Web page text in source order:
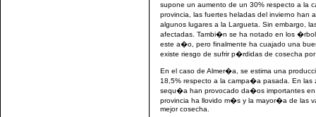
supone un aumento de un 30% respecto a la
provincia, las fuertes heladas del invierno han
algunos lugares a la Largueta. Sin embargo,
afectadas. Tambi�n se ha notado en los
este a�o, pero finalmente ha cuajado una
existe riesgo de sufrir p�rdidas de cosecha
En el caso de Almer�a, se estima una
18,5% respecto a la campa�a pasada. En
sequ�a han provocado da�os importantes
provincia ha llovido m�s y la mayor�a de las
mejor cosecha.